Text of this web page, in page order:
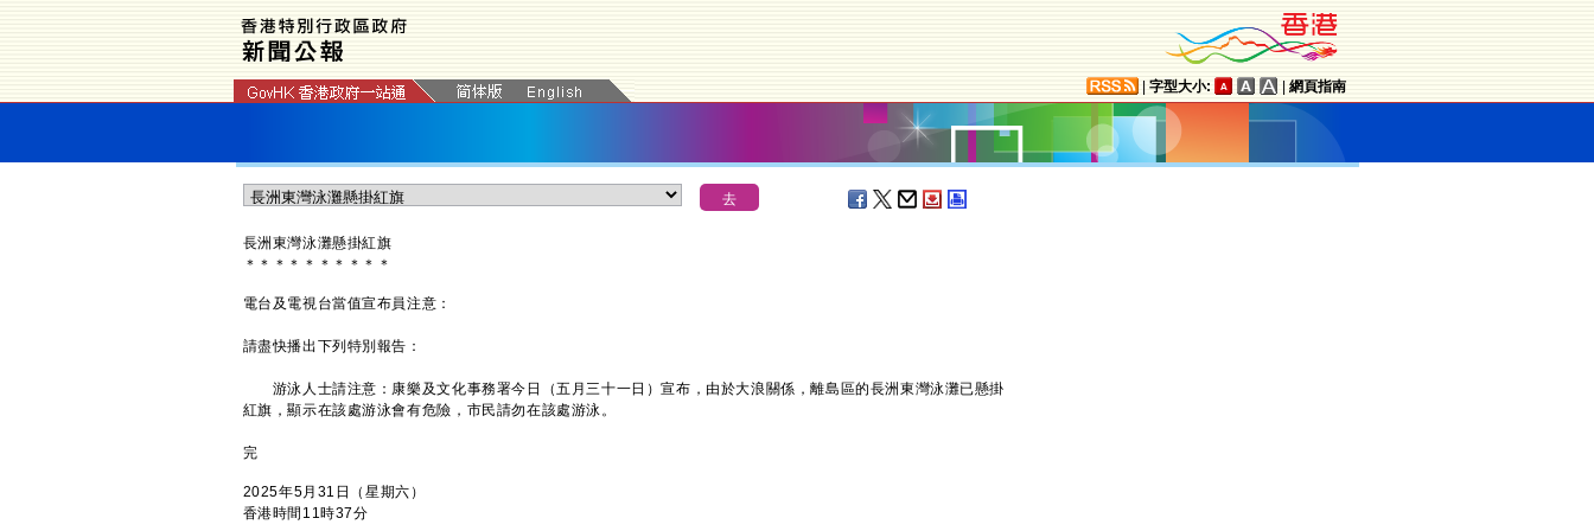
字型大小: 網頁指南
長洲東灣泳灘懸掛紅旗
＊ ＊ ＊ ＊ ＊ ＊ ＊ ＊ ＊ ＊
電台及電視台當值宣布員注意：
請盡快播出下列特別報告：
游泳人士請注意：康樂及文化事務署今日（五月三十一日）宣布，由於大浪關係，離島區的長洲東灣泳灘已懸掛
紅旗，顯示在該處游泳會有危險，市民請勿在該處游泳。
完
2025年5月31日（星期六）
香港時間11時37分